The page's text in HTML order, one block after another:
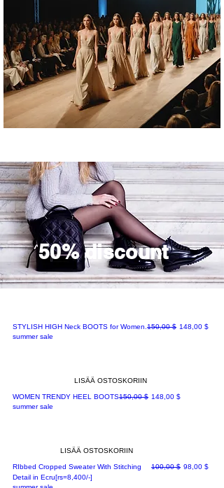
50% discount
STYLISH HIGH Neck BOOTS for Women.Normaali hinta
150,00 $ Alehinta
148,00 $
summer sale
LISÄÄ OSTOSKORIIN
WOMEN TRENDY HEEL BOOTSNormaali hinta
150,00 $ Alehinta
148,00 $
summer sale
LISÄÄ OSTOSKORIIN
RIbbed Cropped Sweater With Stitching
Detail in Ecru[rs=8,400/-]
Normaali hinta
100,00 $ Alehinta
98,00 $